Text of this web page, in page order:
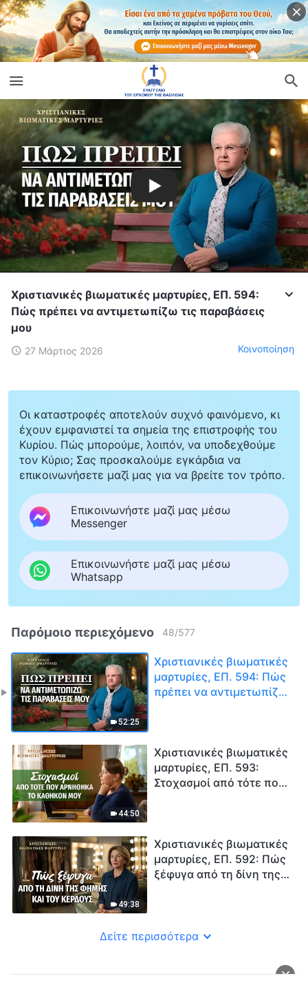
Χριστιανικές βιωματικές μαρτυρίες, ΕΠ. 594:
Πώς πρέπει να αντιμετωπίζω τις παραβάσεις
μου
27 Μάρτιος 2026 Κοινοποίηση
Οι καταστροφές αποτελούν συχνό φαινόμενο, κι
έχουν εμφανιστεί τα σημεία της επιστροφής του
Κυρίου. Πώς μπορούμε, λοιπόν, να υποδεχθούμε
τον Κύριο; Σας προσκαλούμε εγκάρδια να
επικοινωνήσετε μαζί μας για να βρείτε τον τρόπο.
Επικοινωνήστε μαζί μας μέσω
Messenger
Επικοινωνήστε μαζί μας μέσω
Whatsapp
Παρόμοιο περιεχόμενο 48/577
52:25
Χριστιανικές βιωματικές
μαρτυρίες, ΕΠ. 594: Πώς
πρέπει να αντιμετωπίζω
44:50
Χριστιανικές βιωματικές
μαρτυρίες, ΕΠ. 593:
Στοχασμοί από τότε που
49:38
Χριστιανικές βιωματικές
μαρτυρίες, ΕΠ. 592: Πώς
ξέφυγα από τη δίνη της
Δείτε περισσότερα